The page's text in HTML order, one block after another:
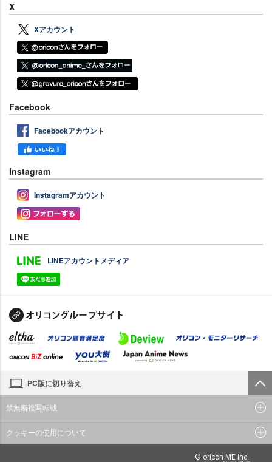
X
Xアカウント
Facebook
Facebookアカウント
Instagram
Instagramアカウント
LINE
LINEアカウントメディア
PC版に切り替え
禁無断複写転載
クッキーの使用について
© oricon ME inc.